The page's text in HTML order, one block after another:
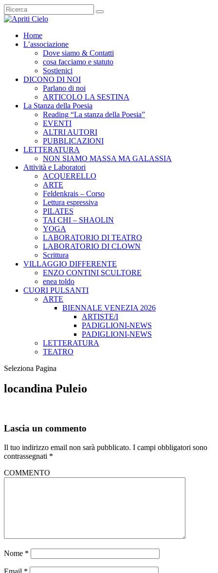
Home
L’associazione
Dove siamo & Contatti
cosa facciamo e statuto
Sostienici
DICONO DI NOI
Parlano di noi
ARTICOLO LA SESTINA
La Stanza della Poesia
Reading “La stanza della Poesia”
EVENTI
ALTRI AUTORI
PUBBLICAZIONI
LETTERATURA
NON SIAMO MASSA MA GALASSIA
Attività e Laboratori
ACQUERELLO
ARTE
Feldenkrais – Corso
Lettura espressiva
PILATES
TAI CHI – SHAOLIN
YOGA
LABORATORIO DI TEATRO
LABORATORIO DI CLOWN
Scrittura
VILLAGGIO DIFFERENTE
ENZO CONTINI SCULTORE
enea toldo
CUORI PULSANTI
ARTE
BIENNALE VENEZIA 2026
ARTISTE/I
PADIGLIONI-NEWS
PADIGLIONI-NEWS
LETTERATURA
TEATRO
Seleziona Pagina
locandina Puleio
Lascia un commento
Il tuo indirizzo email non sarà pubblicato. I campi obbligatori sono
contrassegnati *
COMMENTO
Nome *
Email *